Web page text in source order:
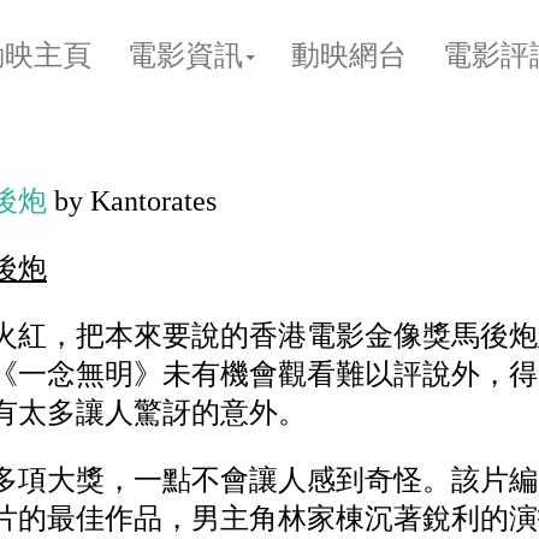
主頁 電影資訊 動映網台 電影評
炮 by Kantorates
炮
紅，把本來要說的香港電影金像獎馬後
一念無明》未有機會觀看難以評說外，
多讓人驚訝的意外。
項大獎，一點不會讓人感到奇怪。該片
的最佳作品，男主角林家棟沉著銳利的